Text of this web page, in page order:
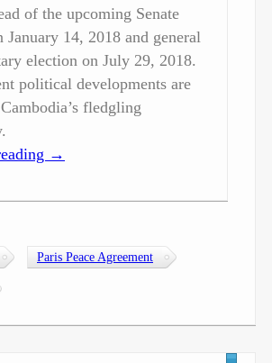
of the upcoming Senate
January 14, 2018 and general
election on July 29, 2018.
political developments are
fledgling
→
Paris Peace Agreement